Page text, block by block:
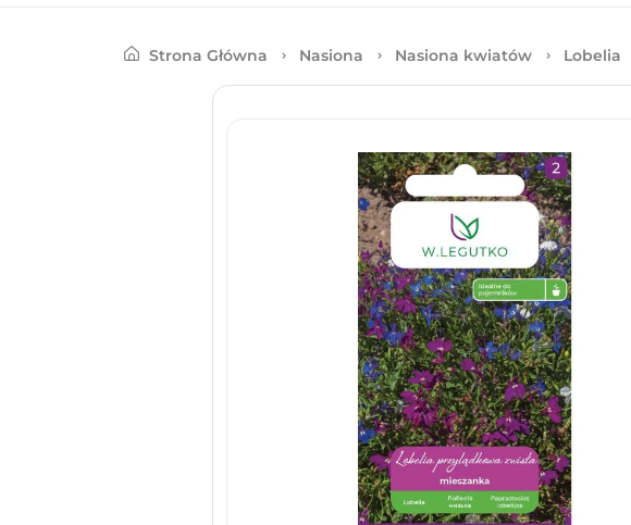
Strona Główna Nasiona Nasiona kwiatów Lobelia